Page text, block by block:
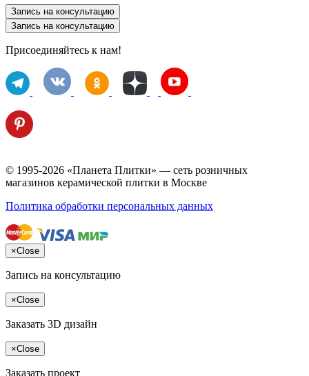
Запись на консультацию
Запись на консультацию
Присоединяйтесь к нам!
© 1995-2026 «Планета Плитки» — сеть розничных
магазинов керамической плитки в Москве
Политика обработки персональных данных
×Close
Запись на консультацию
×Close
Заказать 3D дизайн
×Close
Заказать проект